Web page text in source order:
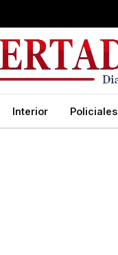
Interior Policiales